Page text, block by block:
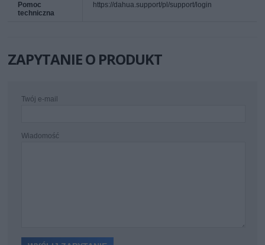
Pomoc
techniczna
https://dahua.support/pl/support/login
ZAPYTANIE O PRODUKT
Twój e-mail
Wiadomość